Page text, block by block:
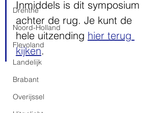
Drenthe
Noord-Holland
Flevoland
Landelijk
Brabant
Overijssel
Inmiddels is dit symposium
achter de rug. Je kunt de
hele uitzending hier terug
kijken.